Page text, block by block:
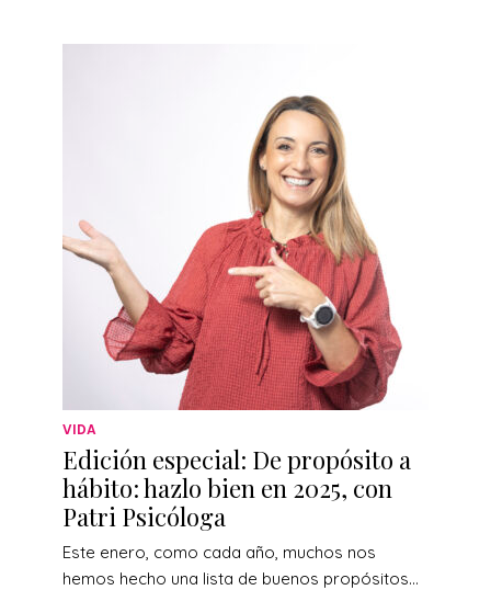
VIDA
Edición especial: De propósito a
hábito: hazlo bien en 2025, con
Patri Psicóloga
Este enero, como cada año, muchos nos
hemos hecho una lista de buenos propósitos…